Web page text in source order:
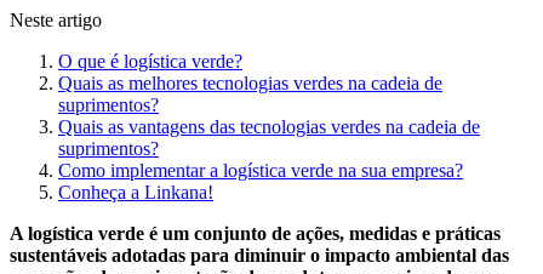
Neste artigo
O que é logística verde?
Quais as melhores tecnologias verdes na cadeia de
suprimentos?
Quais as vantagens das tecnologias verdes na cadeia de
suprimentos?
Como implementar a logística verde na sua empresa?
Conheça a Linkana!
A logística verde é um conjunto de ações, medidas e práticas
sustentáveis adotadas para diminuir o impacto ambiental das